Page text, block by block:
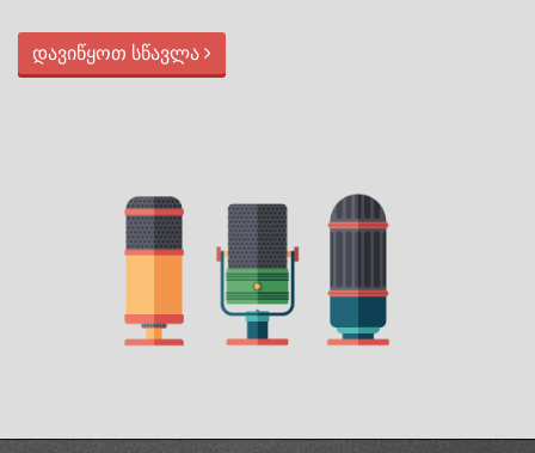
დავიწყოთ სწავლა